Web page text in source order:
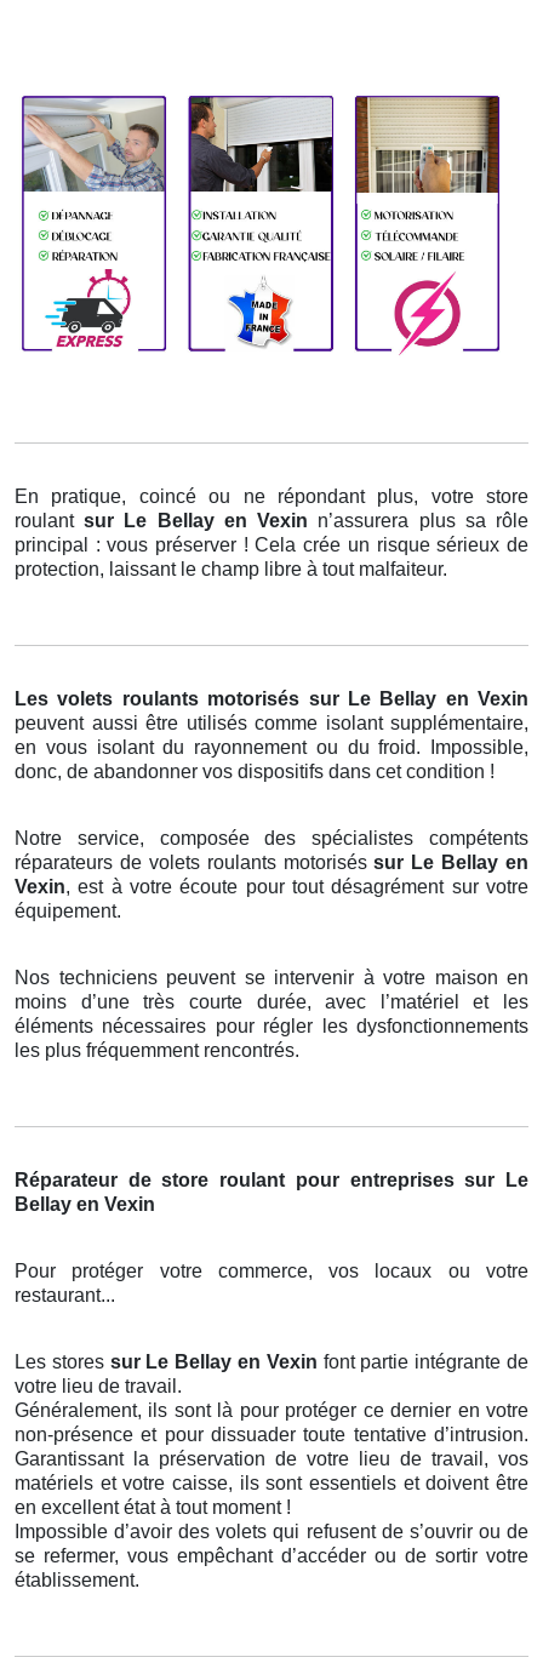
En pratique, coincé ou ne répondant plus, votre store
roulantsur Le Bellay en Vexin n’assurera plus sa rôle
principal : vous préserver ! Cela crée un risque sérieux de
protection, laissant le champ libre à tout malfaiteur.
Les volets roulants motorisés sur Le Bellay en Vexin
peuvent aussi être utilisés comme isolant supplémentaire,
en vous isolant du rayonnement ou du froid. Impossible,
donc, de abandonner vos dispositifs dans cet condition !
Notre service, composée des spécialistes compétents
réparateurs de volets roulants motoriséssur Le Bellay en
Vexin, est à votre écoute pour tout désagrément sur votre
équipement.
Nos techniciens peuvent se intervenir à votre maison en
moins d’une très courte durée, avec l’matériel et les
éléments nécessaires pour régler les dysfonctionnements
les plus fréquemment rencontrés.
Réparateur de store roulant pour entreprises sur Le
Bellay en Vexin
Pour protéger votre commerce, vos locaux ou votre
restaurant...
Les stores sur Le Bellay en Vexin font partie intégrante de
votre lieu de travail.
Généralement, ils sont là pour protéger ce dernier en votre
non-présence et pour dissuader toute tentative d’intrusion.
Garantissant la préservation de votre lieu de travail, vos
matériels et votre caisse, ils sont essentiels et doivent être
en excellent état à tout moment !
Impossible d’avoir des volets qui refusent de s’ouvrir ou de
se refermer, vous empêchant d’accéder ou de sortir votre
établissement.